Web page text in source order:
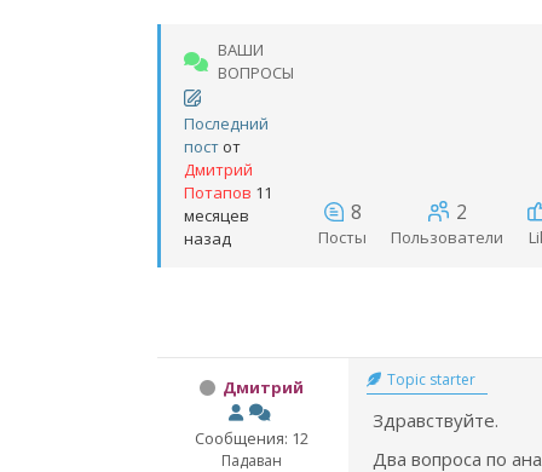
ВАШИ
ВОПРОСЫ
Последний
пост от
Дмитрий
Потапов 11
месяцев
назад
8
Посты
2
Пользователи
Дмитрий
Сообщения: 12
Падаван
Topic starter
Здравствуйте.
Два вопроса по